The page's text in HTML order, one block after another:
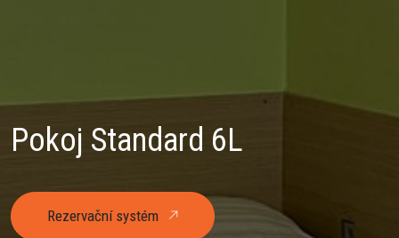
Pokoj Standard 6L
Rezervační systém